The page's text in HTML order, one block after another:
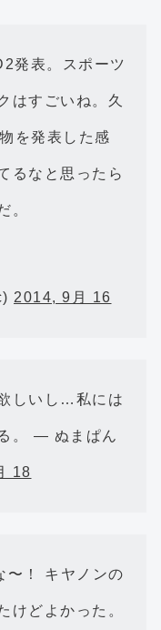
発表。スポーツ
はすごいね。久
を発表した感
るなと思ったら
。
2014, 9月 16
しいし…私には
。 — ぬまぱん
18
〜！ キヤノンの
けどよかった。